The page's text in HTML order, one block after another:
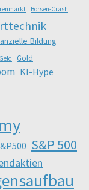
Börsen-Crash
Bildung
Geld Gold
KI-Hype
S&P 500